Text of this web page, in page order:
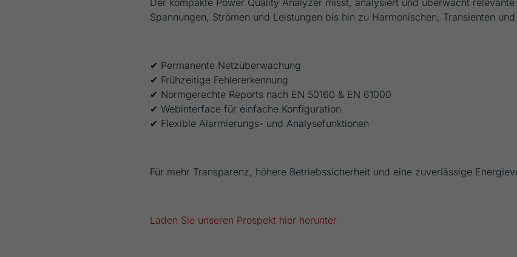
Der kompakte Power Quality Analyzer misst, analysiert und überwacht
Spannungen, Strömen und Leistungen bis hin zu Harmonischen, Transienten
✔ Permanente Netzüberwachung
✔ Frühzeitige Fehlererkennung
✔ Normgerechte Reports nach EN 50160 & EN 61000
✔ Webinterface für einfache Konfiguration
✔ Flexible Alarmierungs- und Analysefunktionen
Für mehr Transparenz, höhere Betriebssicherheit und eine zuverlässige
Laden Sie unseren Prospekt hier herunter
Ihrer vorgenommen Einstellungen, falls der
Webseiten-Betreiber dies eingestellt hat.